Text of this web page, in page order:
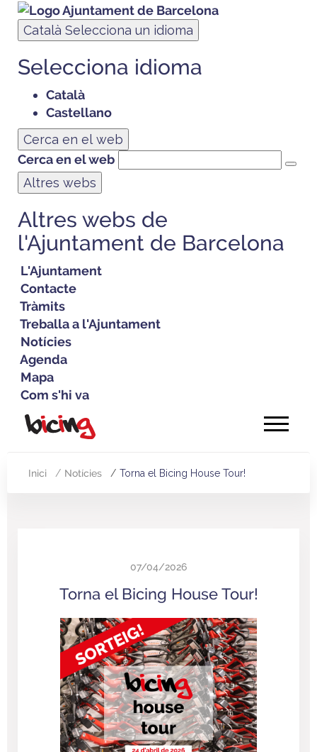
Català Selecciona un idioma
Selecciona idioma
Català
Castellano
Cerca en el web
Cerca en el web
Altres webs
Altres webs de
l'Ajuntament de Barcelona
L'Ajuntament
Contacte
Tràmits
Treballa a l'Ajuntament
Notícies
Agenda
Mapa
Com s'hi va
Vés
Inici Notícies Torna el Bicing House Tour!
07/04/2026
Torna el Bicing House Tour!